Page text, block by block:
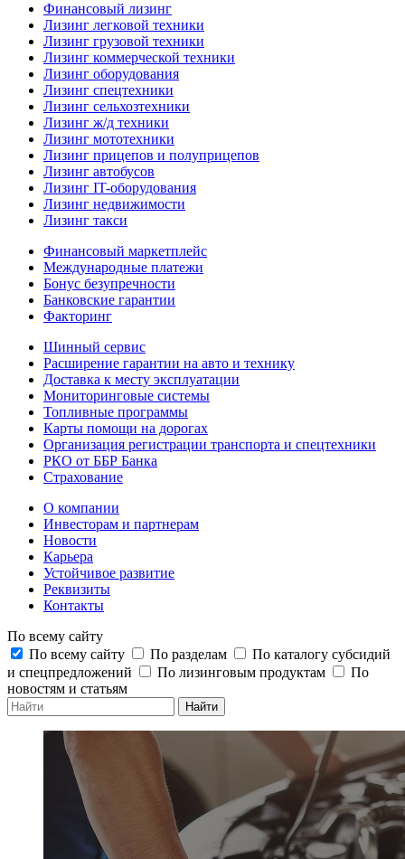
Финансовый лизинг
Лизинг легковой техники
Лизинг грузовой техники
Лизинг коммерческой техники
Лизинг оборудования
Лизинг спецтехники
Лизинг сельхозтехники
Лизинг ж/д техники
Лизинг мототехники
Лизинг прицепов и полуприцепов
Лизинг автобусов
Лизинг IT-оборудования
Лизинг недвижимости
Лизинг такси
Финансовый маркетплейс
Международные платежи
Бонус безупречности
Банковские гарантии
Факторинг
Шинный сервис
Расширение гарантии на авто и технику
Доставка к месту эксплуатации
Мониторинговые системы
Топливные программы
Карты помощи на дорогах
Организация регистрации транспорта и спецтехники
РКО от ББР Банка
Страхование
О компании
Инвесторам и партнерам
Новости
Карьера
Устойчивое развитие
Реквизиты
Контакты
По всему сайту
По всему сайту
По разделам
По каталогу субсидий
и спецпредложений
По лизинговым продуктам
По
новостям и статьям
Найти